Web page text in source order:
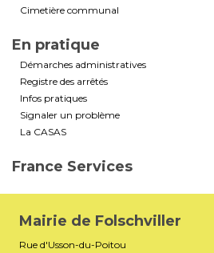
Cimetière communal
En pratique
Démarches administratives
Registre des arrêtés
Infos pratiques
Signaler un problème
La CASAS
France Services
Mairie de Folschviller
Rue d'Usson-du-Poitou